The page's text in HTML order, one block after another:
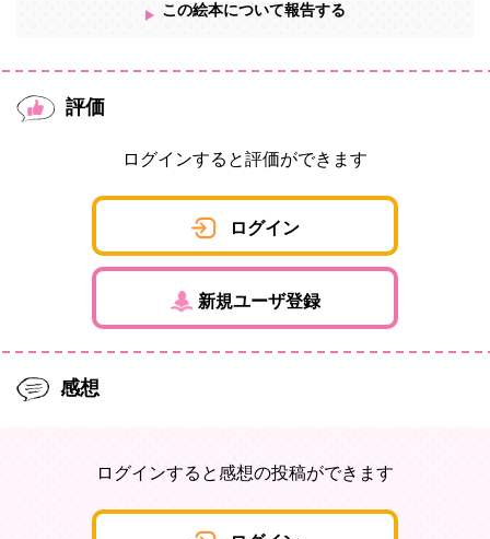
この絵本について報告する
評価
ログインすると評価ができます
ログイン
新規ユーザ登録
感想
ログインすると感想の投稿ができます